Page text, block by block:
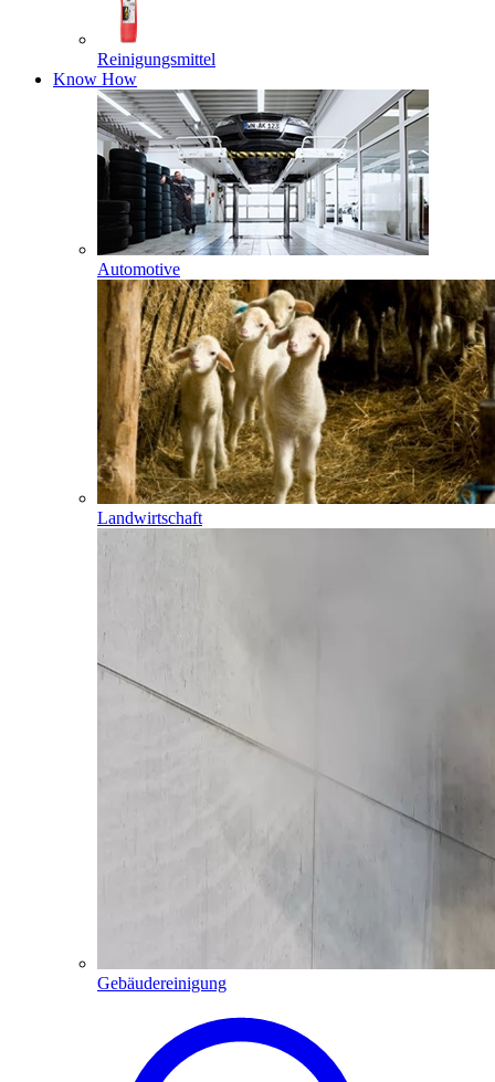
Reinigungsmittel
Know How
Automotive
Landwirtschaft
Gebäudereinigung